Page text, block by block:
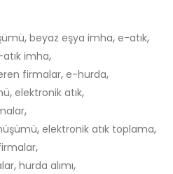
,beyaz eşya imha,e-atık,
imha,
firmalar,e-hurda,
,elektronik atık,
,
,elektronik atık toplama,
,
,hurda alımı,